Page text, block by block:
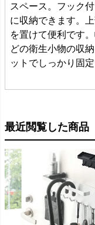
スペース。フック
に収納できます。
を置けて便利です
どの衛生小物の収
ットでしっかり固
最近閲覧した商品